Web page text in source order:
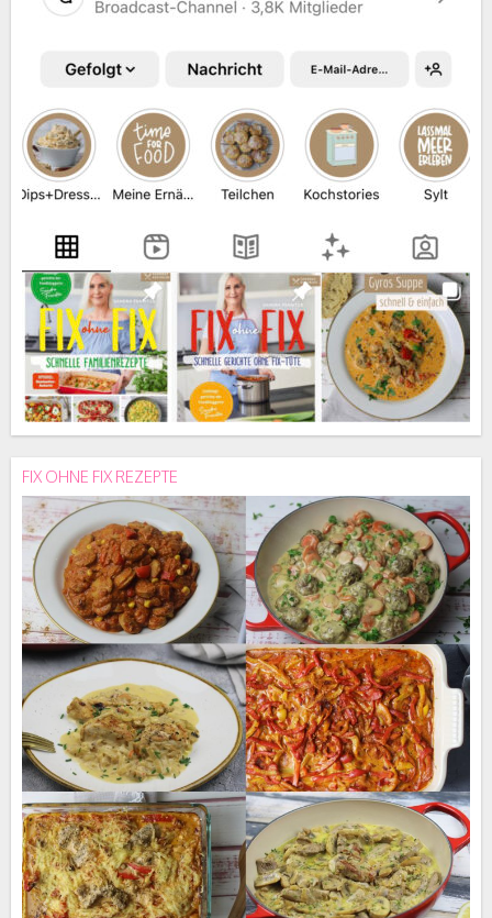
FIX OHNE FIX REZEPTE